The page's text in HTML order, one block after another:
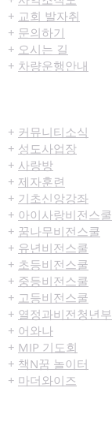
+ 교회 발자취
+ 문의하기
+ 오시는 길
+ 차량운행안내
+ 커뮤니티​소식
+ 성도사업장
+ 사랑방
+ 제자훈련
+ 기초신앙강좌
+ 아이사랑비전스쿨
+ 꿈나무비전스쿨
+ 유년비전스쿨
+ 초등비전스쿨
+ 중등비전스쿨
+ 고등비전스쿨
+ 열정과비전청년부
+ 어와나
+ MIP 기도회
+ 책N꿈 놀이터
+ 마더와이즈